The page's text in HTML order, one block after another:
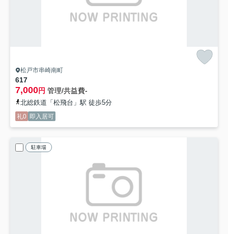
松戸市串崎南町
617
7,000円 管理/共益費-
北総鉄道「松飛台」駅 徒歩5分
礼0 即入居可
駐車場